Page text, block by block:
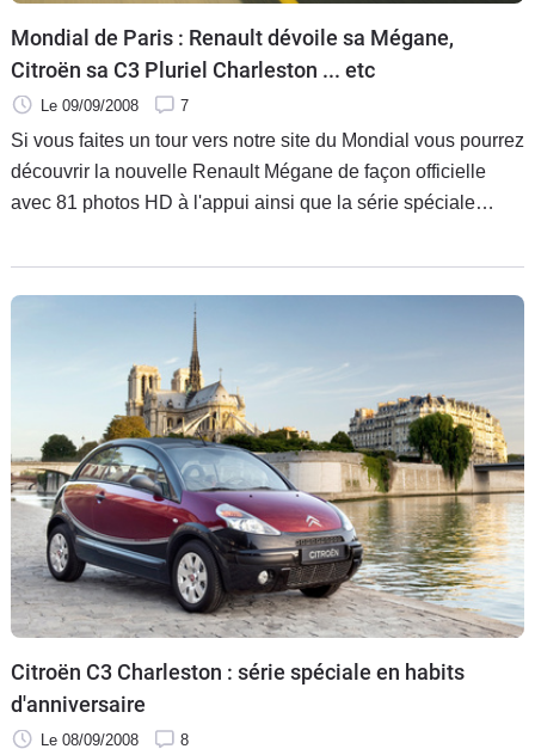
Moto
Marques
Mondial de Paris : Renault dévoile sa Mégane,
Citroën sa C3 Pluriel Charleston ... etc
Le 09/09/2008 7
Si vous faites un tour vers notre site du Mondial vous pourrez
découvrir la nouvelle Renault Mégane de façon officielle
avec 81 photos HD à l'appui ainsi que la série spéciale
nous fêtons
Citroën C3 Charleston : série spéciale en habits
d'anniversaire
Le 08/09/2008 8